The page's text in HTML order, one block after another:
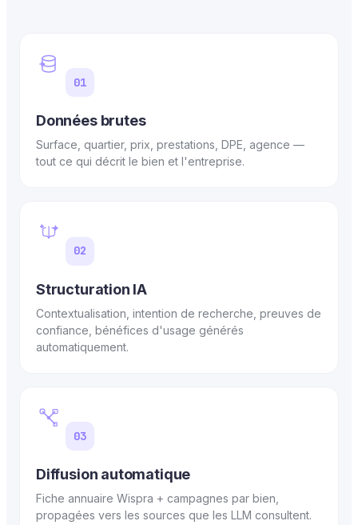
01
Données brutes
Surface, quartier, prix, prestations, DPE, agence —
tout ce qui décrit le bien et l'entreprise.
02
Structuration IA
Contextualisation, intention de recherche, preuves de
confiance, bénéfices d'usage générés
automatiquement.
03
Diffusion automatique
Fiche annuaire Wispra + campagnes par bien,
propagées vers les sources que les LLM consultent.